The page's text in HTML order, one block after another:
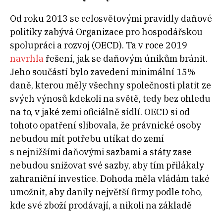
Od roku 2013 se celosvětovými pravidly daňové
politiky zabývá Organizace pro hospodářskou
spolupráci a rozvoj (OECD). Ta vroce 2019
navrhla řešení, jak se daňovým únikům bránit.
Jeho součástí bylo zavedení minimální 15%
daně, kterou měly všechny společnosti platit ze
svých výnosů kdekoli na světě, tedy bez ohledu
na to, vjaké zemi oficiálně sídlí. OECD si od
tohoto opatření slibovala, že právnické osoby
nebudou mít potřebu utíkat do zemí
s nejnižšími daňovými sazbami a státy zase
nebudou snižovat své sazby, aby tím přilákaly
zahraniční investice. Dohoda měla vládám také
umožnit, aby danily největší firmy podle toho,
kde své zboží prodávají, a nikoli na základě